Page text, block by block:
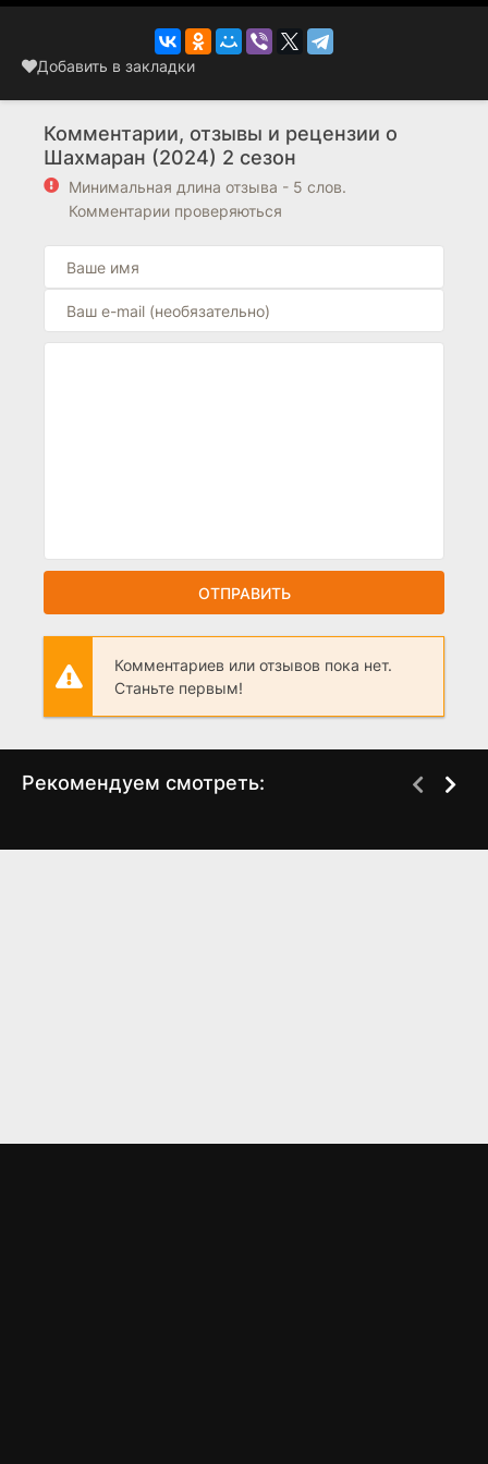
Добавить в закладки
Комментарии, отзывы и рецензии о
Шахмаран (2024) 2 сезон
Минимальная длина отзыва - 5 слов.
Комментарии проверяються
ОТПРАВИТЬ
Комментариев или отзывов пока нет.
Станьте первым!
Рекомендуем смотреть: